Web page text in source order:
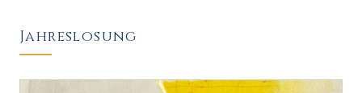
Jahreslosung